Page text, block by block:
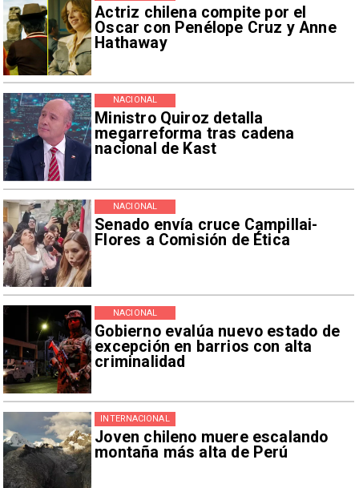
Actriz chilena compite por el
Oscar con Penélope Cruz y Anne
Hathaway
Ministro Quiroz detalla
megarreforma tras cadena
nacional de Kast
NACIONAL
Senado envía cruce Campillai-
Flores a Comisión de Ética
NACIONAL
Gobierno evalúa nuevo estado de
excepción en barrios con alta
criminalidad
NACIONAL
Joven chileno muere escalando
montaña más alta de Perú
INTERNACIONAL